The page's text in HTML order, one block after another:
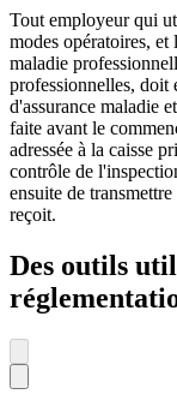
Tout employeur qui
modes opératoires, et
maladie
professionnelles, doit
d'assurance maladie
faite avant le
adressée à la caisse
contrôle de
ensuite de
reçoit.
Des outils